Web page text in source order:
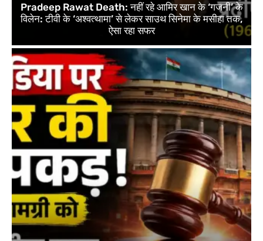
Pradeep Rawat Death: नहीं रहे आमिर खान के ‘गजनी’ के
विलेन: टीवी के ‘अश्वत्थामा’ से लेकर साउथ सिनेमा के मसीहा तक,
ऐसा रहा सफर